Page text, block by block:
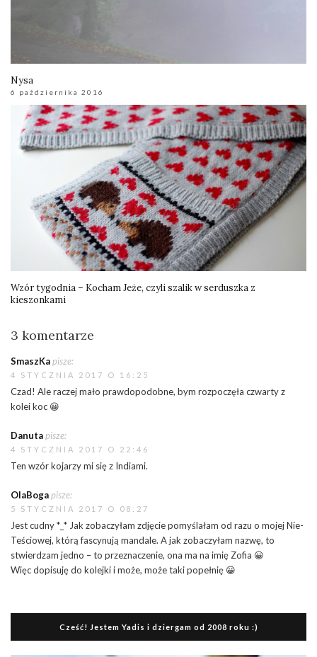
Nysa
6 października 2016
Wzór tygodnia – Kocham Jeże, czyli szalik w serduszka z
kieszonkami
3 komentarze
SmaszKapisze:
4 STYCZNIA 2017 O 16:25
Czad! Ale raczej mało prawdopodobne, bym rozpoczęła czwarty z
kolei koc 😀
Danutapisze:
4 STYCZNIA 2017 O 22:46
Ten wzór kojarzy mi się z Indiami.
OlaBogapisze:
5 STYCZNIA 2017 O 08:27
Jest cudny *_* Jak zobaczyłam zdjęcie pomyślałam od razu o mojej Nie-
Teściowej, którą fascynują mandale. A jak zobaczyłam nazwę, to
stwierdzam jedno – to przeznaczenie, ona ma na imię Zofia 😀
Więc dopisuję do kolejki i może, może taki popełnię 😀
Cześć! Jestem Yadis i dziergam od 2008 roku :)